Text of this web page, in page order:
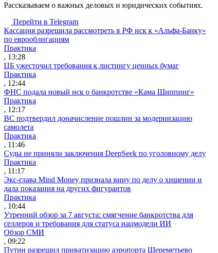
Рассказываем о важных деловых и юридических событиях.
Перейти в Telegram
Кассация разрешила рассмотреть в РФ иск к «Альфа-Банку»
по еврооблигациям
Практика
, 13:28
ЦБ ужесточил требования к листингу ценных бумаг
Практика
, 12:44
ФНС подала новый иск о банкротстве «Кама Шиппинг»
Практика
, 12:17
ВС подтвердил доначисление пошлин за модернизацию
самолета
Практика
, 11:46
Суды не приняли заключения DeepSeek по уголовному делу
Практика
, 11:17
Экс-глава Mind Money признала вину по делу о хищении и
дала показания на других фигурантов
Практика
, 10:44
Утренний обзор за 7 августа: смягчение банкротства для
селлеров и требования для статуса нацмодели ИИ
Обзор СМИ
, 09:22
Путин разрешил приватизацию аэропорта Шереметьево